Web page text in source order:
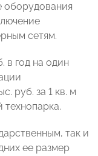
оборудования
сетям.
в год на один
руб. за 1 кв. м
так и
ее размер